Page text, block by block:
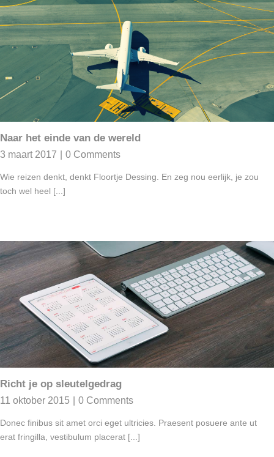
Naar het einde van de wereld
3 maart 2017 0 Comments
Wie reizen denkt, denkt Floortje Dessing. En zeg nou eerlijk, je zou
toch wel heel [...]
Richt je op sleutelgedrag
11 oktober 2015 0 Comments
Donec finibus sit amet orci eget ultricies. Praesent posuere ante ut
erat fringilla, vestibulum placerat [...]